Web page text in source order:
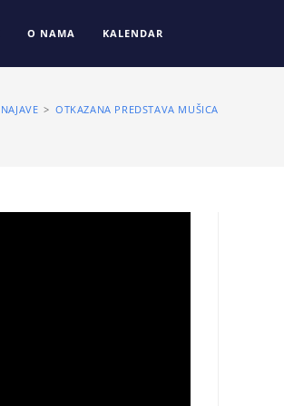
O NAMA KALENDAR
NAJAVE > OTKAZANA PREDSTAVA MUŠICA